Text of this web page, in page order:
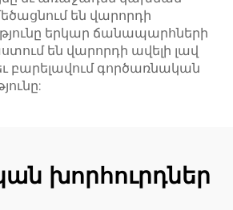
են վարորդի
երկար ճանապարհների
են վարորդի ավելի լավ
բարելավում գործառնական
խորհուրդներ